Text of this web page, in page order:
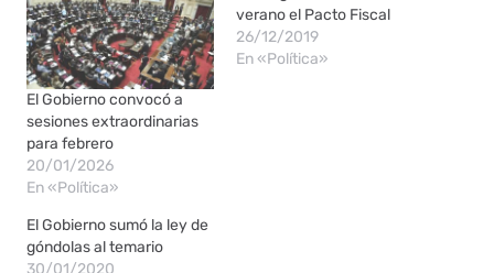
El Gobierno convocó a
sesiones extraordinarias
para febrero
20/01/2026
En «Política»
verano el Pacto Fiscal
26/12/2019
En «Política»
El Gobierno sumó la ley de
góndolas al temario